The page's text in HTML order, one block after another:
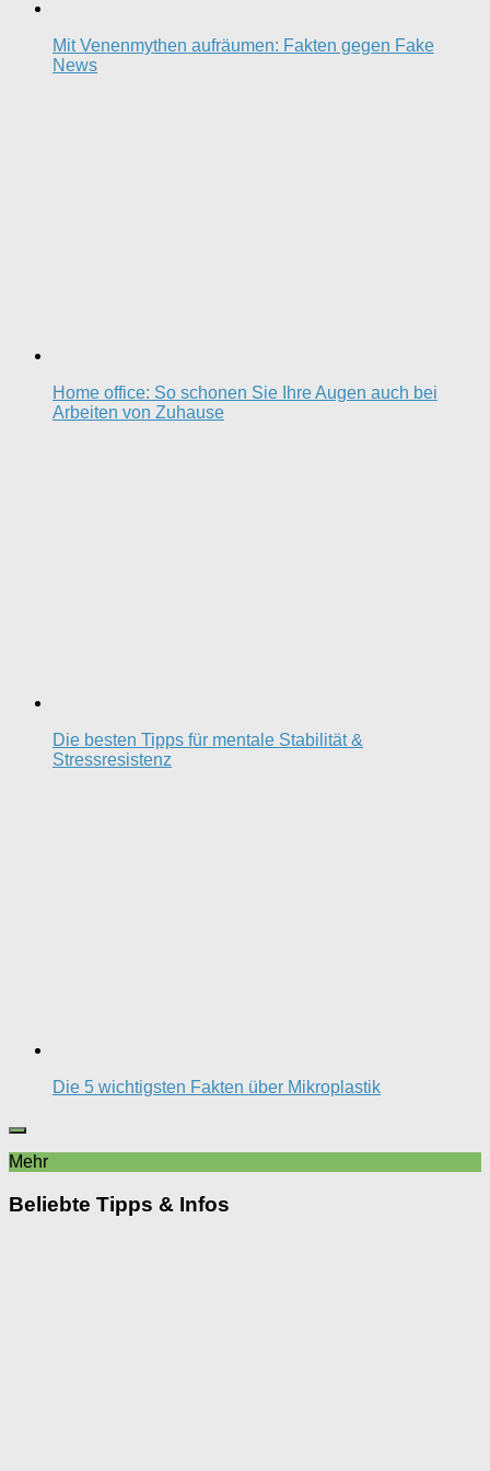
Mit Venenmythen aufräumen: Fakten gegen Fake
News
Home office: So schonen Sie Ihre Augen auch bei
Arbeiten von Zuhause
Die besten Tipps für mentale Stabilität &
Stressresistenz
Die 5 wichtigsten Fakten über Mikroplastik
Mehr
Beliebte Tipps & Infos